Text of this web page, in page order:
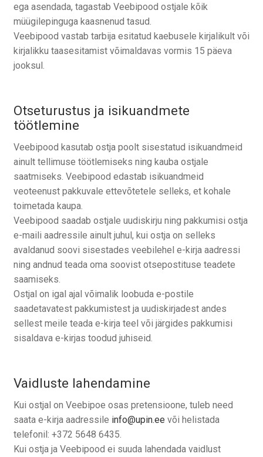
ega asendada, tagastab Veebipood ostjale kõik
müügilepinguga kaasnenud tasud.
Veebipood vastab tarbija esitatud kaebusele kirjalikult või
kirjalikku taasesitamist võimaldavas vormis 15 päeva
jooksul.
Otseturustus ja isikuandmete
töötlemine
Veebipood kasutab ostja poolt sisestatud isikuandmeid
ainult tellimuse töötlemiseks ning kauba ostjale
saatmiseks. Veebipood edastab isikuandmeid
veoteenust pakkuvale ettevõtetele selleks, et kohale
toimetada kaupa.
Veebipood saadab ostjale uudiskirju ning pakkumisi ostja
e-maili aadressile ainult juhul, kui ostja on selleks
avaldanud soovi sisestades veebilehel e-kirja aadressi
ning andnud teada oma soovist otsepostituse teadete
saamiseks.
Ostjal on igal ajal võimalik loobuda e-postile
saadetavatest pakkumistest ja uudiskirjadest andes
sellest meile teada e-kirja teel või järgides pakkumisi
sisaldava e-kirjas toodud juhiseid.
Vaidluste lahendamine
Kui ostjal on Veebipoe osas pretensioone, tuleb need
saata e-kirja aadressile info@upin.ee või helistada
telefonil: +372 5648 6435.
Kui ostja ja Veebipood ei suuda lahendada vaidlust